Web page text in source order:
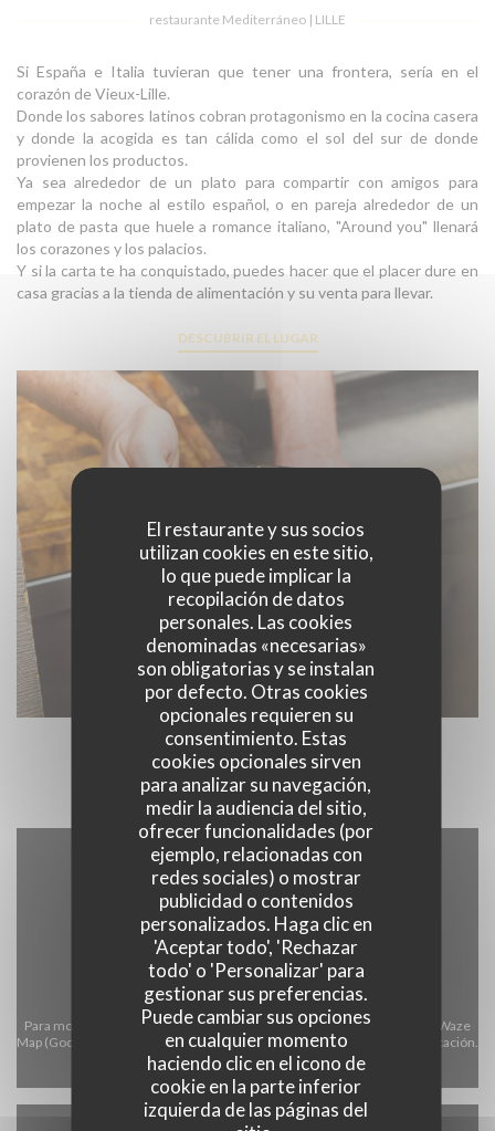
El restaurante y sus socios
utilizan cookies en este sitio,
lo que puede implicar la
recopilación de datos
personales. Las cookies
denominadas «necesarias»
son obligatorias y se instalan
por defecto. Otras cookies
opcionales requieren su
consentimiento. Estas
cookies opcionales sirven
para analizar su navegación,
medir la audiencia del sitio,
ofrecer funcionalidades (por
ejemplo, relacionadas con
redes sociales) o mostrar
publicidad o contenidos
personalizados. Haga clic en
'Aceptar todo', 'Rechazar
todo' o 'Personalizar' para
gestionar sus preferencias.
Puede cambiar sus opciones
en cualquier momento
haciendo clic en el icono de
cookie en la parte inferior
izquierda de las páginas del
restaurante Mediterráneo | LILLE
Si España e Italia tuvieran que tener una frontera, sería en el
corazón de Vieux-Lille.
Donde los sabores latinos cobran protagonismo en la cocina casera
y donde la acogida es tan cálida como el sol del sur de donde
provienen los productos.
Ya sea alrededor de un plato para compartir con amigos para
empezar la noche al estilo español, o en pareja alrededor de un
plato de pasta que huele a romance italiano, "Around you" llenará
los corazones y los palacios.
Y si la carta te ha conquistado, puedes hacer que el placer dure en
casa gracias a la tienda de alimentación y su venta para llevar.
DESCUBRIR EL LUGAR
Para mostrar el mapa interactivo de Waze, debe aceptar las cookies de Waze
Map (Google). Estas cookies pueden recopilar datos de navegación y ubicación.
Permitir